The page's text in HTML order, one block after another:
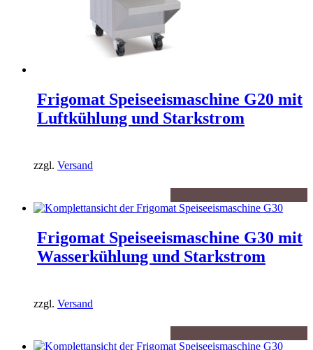
Frigomat Speiseeismaschine G20 mit
Luftkühlung und Starkstrom
zzgl. Versand
Frigomat Speiseeismaschine G30 mit
Wasserkühlung und Starkstrom
zzgl. Versand